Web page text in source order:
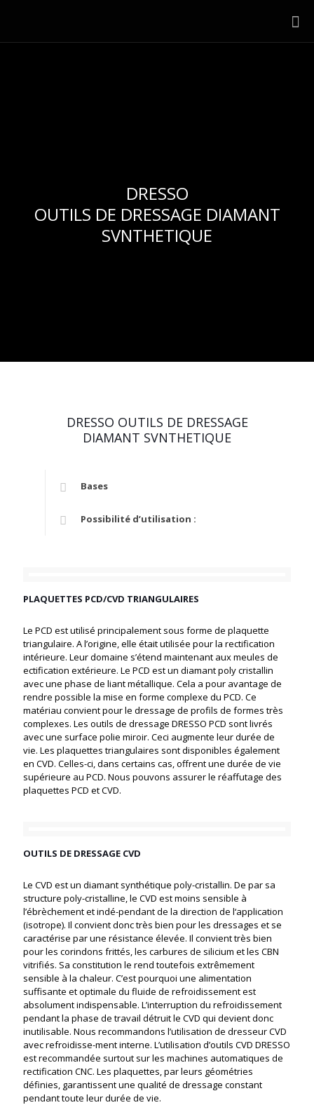
DRESSO
OUTILS DE DRESSAGE DIAMANT
SVNTHETIQUE
DRESSO OUTILS DE DRESSAGE
DIAMANT SVNTHETIQUE
Bases
Possibilité d’utilisation :
PLAQUETTES PCD/CVD TRIANGULAIRES
Le PCD est utilisé principalement sous forme de plaquette
triangulaire. A l’origine, elle était utilisée pour la rectification
intérieure. Leur domaine s’étend maintenant aux meules de
ectification extérieure. Le PCD est un diamant poly cristallin
avec une phase de liant métallique. Cela a pour avantage de
rendre possible la mise en forme complexe du PCD. Ce
matériau convient pour le dressage de profils de formes très
complexes. Les outils de dressage DRESSO PCD sont livrés
avec une surface polie miroir. Ceci augmente leur durée de
vie. Les plaquettes triangulaires sont disponibles également
en CVD. Celles-ci, dans certains cas, offrent une durée de vie
supérieure au PCD. Nous pouvons assurer le réaffutage des
plaquettes PCD et CVD.
OUTILS DE DRESSAGE CVD
Le CVD est un diamant synthétique poly-cristallin. De par sa
structure poly-cristalline, le CVD est moins sensible à
l’ébrèchement et indé-pendant de la direction de l‘application
(isotrope). Il convient donc très bien pour les dressages et se
caractérise par une résistance élevée. Il convient très bien
pour les corindons frittés, les carbures de silicium et les CBN
vitrifiés. Sa constitution le rend toutefois extrêmement
sensible à la chaleur. C’est pourquoi une alimentation
suffisante et optimale du fluide de refroidissement est
absolument indispensable. L’interruption du refroidissement
pendant la phase de travail détruit le CVD qui devient donc
inutilisable. Nous recommandons l’utilisation de dresseur CVD
avec refroidisse-ment interne. L’utilisation d’outils CVD DRESSO
est recommandée surtout sur les machines automatiques de
rectification CNC. Les plaquettes, par leurs géométries
définies, garantissent une qualité de dressage constant
pendant toute leur durée de vie.